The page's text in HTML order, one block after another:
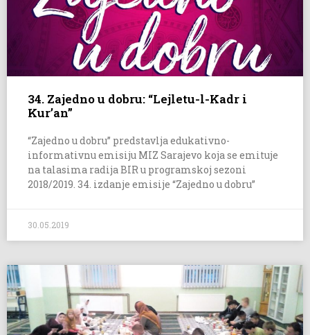
34. Zajedno u dobru: “Lejletu-l-Kadr i
Kur’an”
“Zajedno u dobru” predstavlja edukativno-
informativnu emisiju MIZ Sarajevo koja se emituje
na talasima radija BIR u programskoj sezoni
2018/2019. 34. izdanje emisije “Zajedno u dobru”
30.05.2019